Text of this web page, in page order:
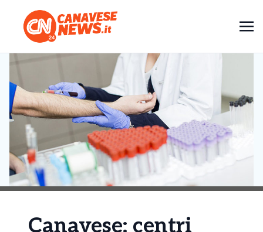
Canavese: centri